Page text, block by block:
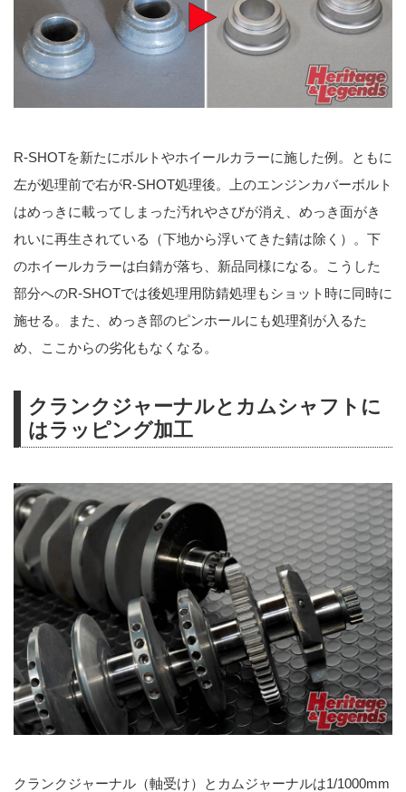
R-SHOTを新たにボルトやホイールカラーに施した例。ともに
左が処理前で右がR-SHOT処理後。上のエンジンカバーボルト
はめっきに載ってしまった汚れやさびが消え、めっき面がき
れいに再生されている（下地から浮いてきた錆は除く）。下
のホイールカラーは白錆が落ち、新品同様になる。こうした
部分へのR-SHOTでは後処理用防錆処理もショット時に同時に
施せる。また、めっき部のピンホールにも処理剤が入るた
め、ここからの劣化もなくなる。
クランクジャーナルとカムシャフトに
はラッピング加工
クランクジャーナル（軸受け）とカムジャーナルは1/1000mm